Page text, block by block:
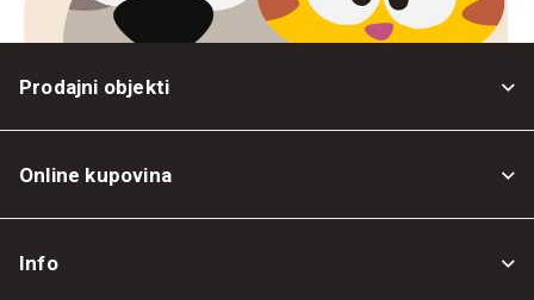
Prodajni objekti
Online kupovina
Info